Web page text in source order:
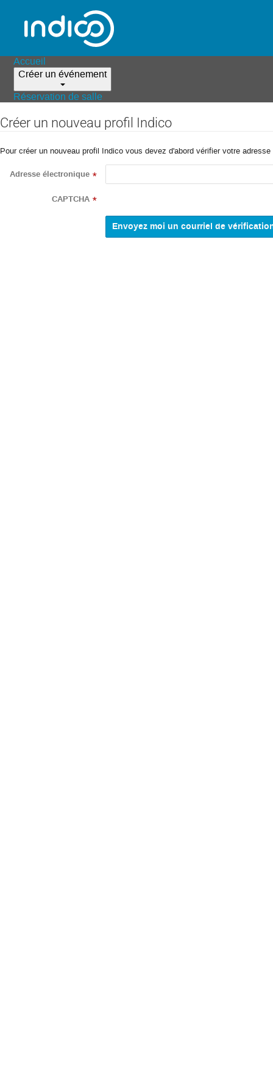
Accueil
Créer un événement
Réservation de salle
Créer un nouveau profil Indico
Pour créer un nouveau profil Indico vous devez d'abord vérifier votre
Adresse électronique *
CAPTCHA *